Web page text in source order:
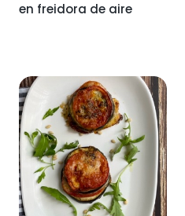
en freidora de aire